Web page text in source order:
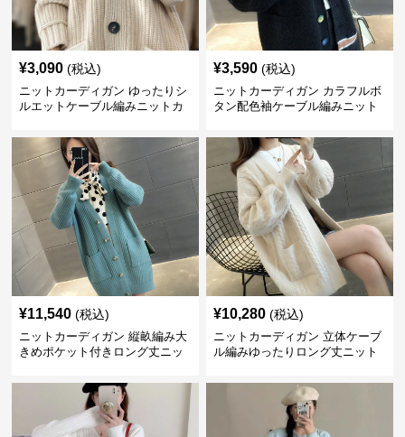
¥3,090 (税込)
ニットカーディガン ゆったりシ
ルエットケーブル編みニットカ
¥3,590 (税込)
ニットカーディガン カラフルボ
タン配色袖ケーブル編みニット
¥11,540 (税込)
ニットカーディガン 縦畝編み大
きめポケット付きロング丈ニッ
¥10,280 (税込)
ニットカーディガン 立体ケーブ
ル編みゆったりロング丈ニット